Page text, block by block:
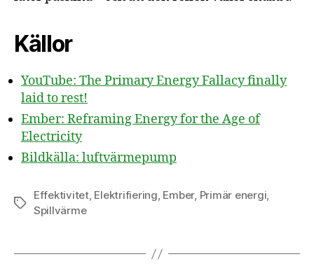
Källor
YouTube: The Primary Energy Fallacy finally
laid to rest!
Ember: Reframing Energy for the Age of
Electricity
Bildkälla: luftvärmepump
Etiketter
Effektivitet, Elektrifiering, Ember, Primär energi,
Spillvärme